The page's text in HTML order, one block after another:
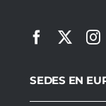
SEDES EN